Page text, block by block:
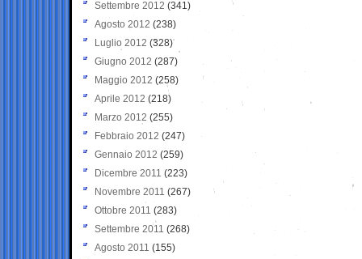
Settembre 2012 (341)
Agosto 2012 (238)
Luglio 2012 (328)
Giugno 2012 (287)
Maggio 2012 (258)
Aprile 2012 (218)
Marzo 2012 (255)
Febbraio 2012 (247)
Gennaio 2012 (259)
Dicembre 2011 (223)
Novembre 2011 (267)
Ottobre 2011 (283)
Settembre 2011 (268)
Agosto 2011 (155)